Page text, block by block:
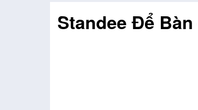
Standee Để Bàn